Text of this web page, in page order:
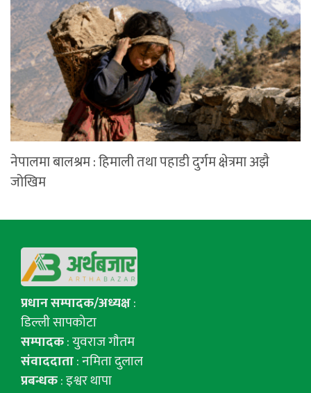
नेपालमा बालश्रम : हिमाली तथा पहाडी दुर्गम क्षेत्रमा अझै
जोखिम
प्रधान सम्पादक/अध्यक्ष:
डिल्ली सापकोटा
सम्पादक: युवराज गाैतम
संवाददाता: नमिता दुलाल
प्रबन्धक: इश्वर थापा